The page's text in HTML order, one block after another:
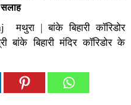
| बांके बिहारी कॉरिडोर
बांके बिहारी मंदिर कॉरिडोर के